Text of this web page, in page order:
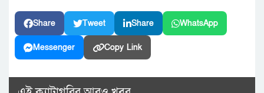
Share Tweet Share WhatsApp
Messenger Copy Link